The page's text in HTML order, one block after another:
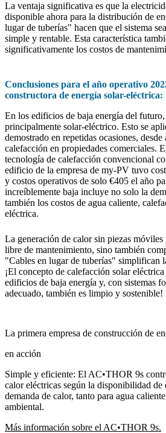
La ventaja significativa es que la
disponible ahora para la distribución de
lugar de tuberías" hacen que el sistema
simple y rentable. Esta característica
significativamente los costos de
Conclusiones para el año operativo
constructora de energía solar-eléctrica:
En los edificios de baja energía del
principalmente solar-eléctrico. Esto se
demostrado en repetidas ocasiones,
calefacción en propiedades comerciales.
tecnología de calefacción convencional
edificio de la empresa de my-PV tuvo
y costos operativos de solo €405 el año
increíblemente baja incluye no solo la
también los costos de agua caliente,
eléctrica.
La generación de calor sin piezas móviles
libre de mantenimiento, sino también
"Cables en lugar de tuberías" simplifican
¡El concepto de calefacción solar eléctrica
edificios de baja energía y, con sistemas
adecuado, también es limpio y sostenible!
La primera empresa de construcción de
en acción
Simple y eficiente: El AC•THOR 9s
calor eléctricas según la disponibilidad
demanda de calor, tanto para agua
ambiental.
Más información sobre el AC•THOR 9s.